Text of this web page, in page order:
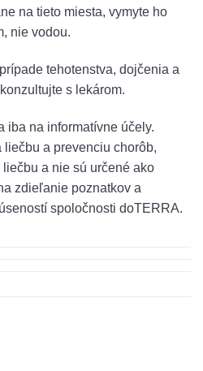
na tieto miesta, vymyte ho
nie vodou.
tehotenstva, dojčenia a
s lekárom.
iba na informatívne účely.
liečbu a prevenciu chorôb,
a nie sú určené ako
zdieľanie poznatkov a
spoločnosti doTERRA.